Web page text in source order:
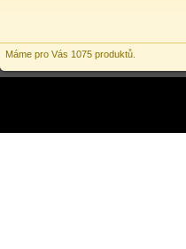
Máme pro Vás 1075 produktů.